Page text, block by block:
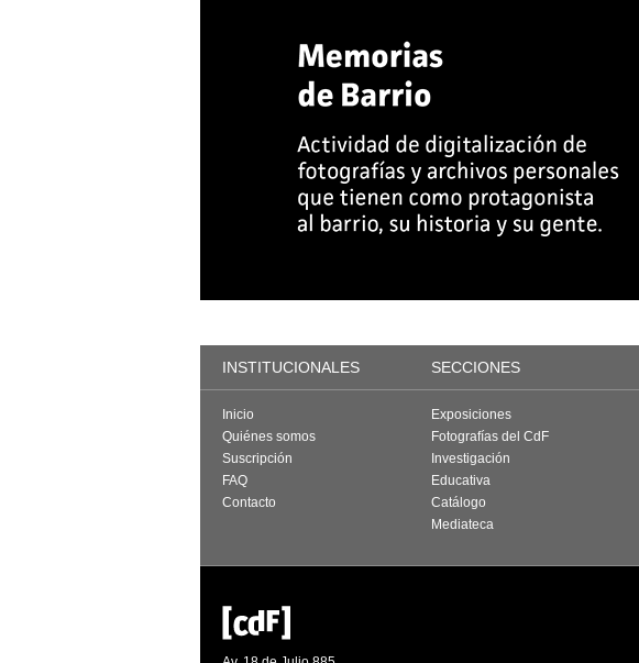
INSTITUCIONALES SECCIONES
Inicio
Quiénes somos
Suscripción
FAQ
Contacto
Exposiciones
Fotografías del CdF
Investigación
Educativa
Catálogo
Mediateca